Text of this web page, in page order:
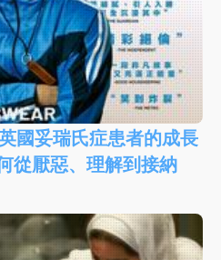
國妥瑞氏症患者的成長
從厭惡、理解到接納